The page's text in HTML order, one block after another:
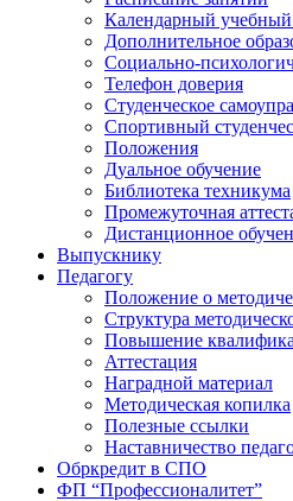
Календарный
Дополнительное
Социально-
Телефон доверия
Студенческое
Спортивный
Положения
Дуальное обучение
Библиотека техникума
Промежуточная
Дистанционное
Выпускнику
Педагогу
Положение о
Структура
Повышение
Аттестация
Наградной материал
Методическая копилка
Полезные ссылки
Наставничество
Обркредит в СПО
ФП “Профессионалитет”